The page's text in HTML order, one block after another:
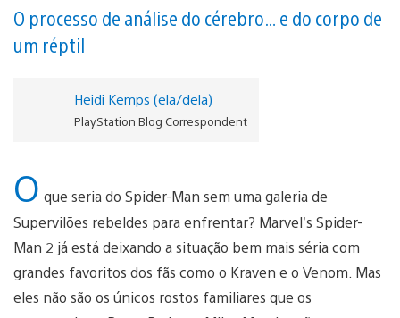
O processo de análise do cérebro… e do corpo de
um réptil
Heidi Kemps (ela/dela)
PlayStation Blog Correspondent
O que seria do Spider-Man sem uma galeria de
Supervilões rebeldes para enfrentar? Marvel’s Spider-
Man 2 já está deixando a situação bem mais séria com
grandes favoritos dos fãs como o Kraven e o Venom. Mas
eles não são os únicos rostos familiares que os